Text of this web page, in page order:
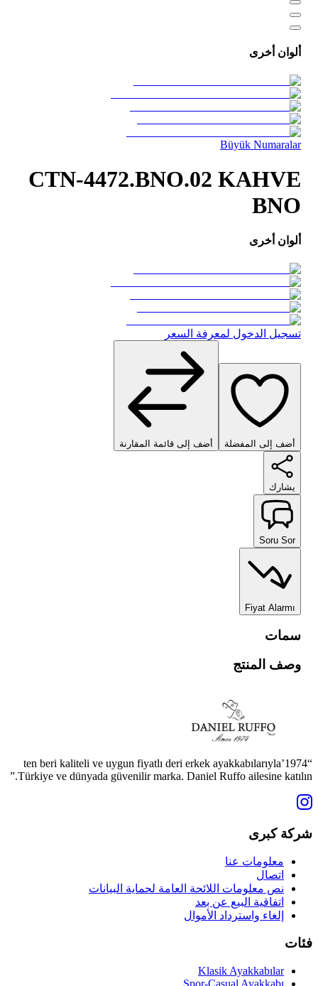
ألوان أخرى
Büyük Numaralar
CTN-4472.BNO.02 KAHVE
BNO
ألوان أخرى
تسجيل الدخول لمعرفة السعر
أضف إلى المفضلة أضف إلى قائمة المقارنة
يشارك
Soru Sor
Fiyat Alarmı
سمات
وصف المنتج
“1974’ten beri kaliteli ve uygun fiyatlı deri erkek ayakkabılarıyla
Türkiye ve dünyada güvenilir marka. Daniel Ruffo ailesine katılın.”
شركة كبرى
معلومات عنا
اتصال
نص معلومات اللائحة العامة لحماية البيانات
اتفاقية البيع عن بعد
إلغاء واسترداد الأموال
فئات
Klasik Ayakkabılar
Spor-Casual Ayakkabı